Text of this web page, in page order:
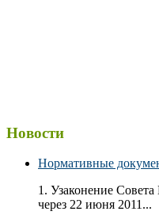
Новости
Нормативные
1. Узаконение
через 22 июня 2011...